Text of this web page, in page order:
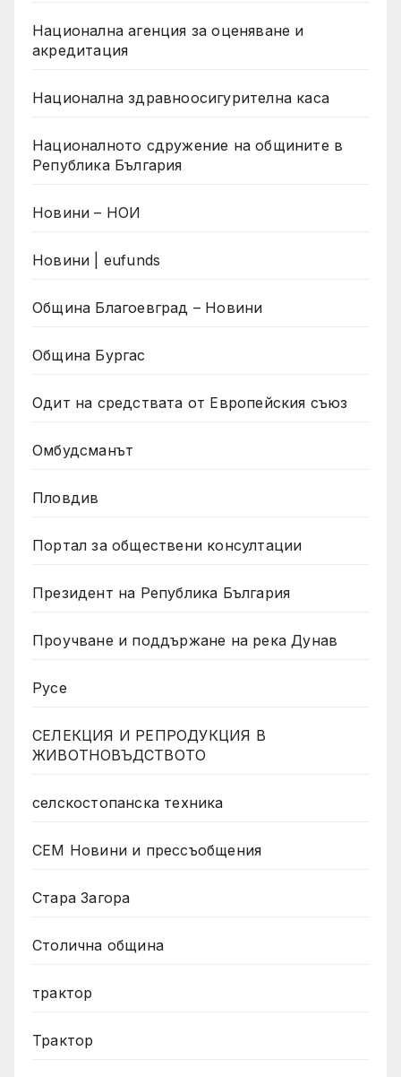
Национална агенция за оценяване и
акредитация
Национална здравноосигурителна каса
Националното сдружение на общините в
Република България
Новини – НОИ
Новини | eufunds
Община Благоевград – Новини
Община Бургас
Одит на средствата от Европейския съюз
Омбудсманът
Пловдив
Портал за обществени консултации
Президент на Република България
Проучване и поддържане на река Дунав
Русе
СЕЛЕКЦИЯ И РЕПРОДУКЦИЯ В
ЖИВОТНОВЪДСТВОТО
селскостопанска техника
СЕМ Новини и прессъобщения
Стара Загора
Столична община
трактор
Трактор